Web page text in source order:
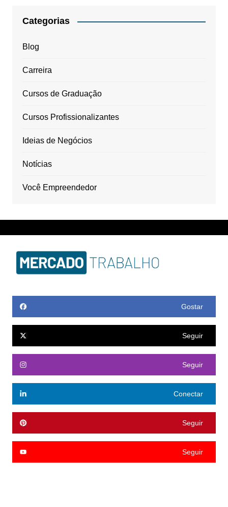
Categorias
Blog
Carreira
Cursos de Graduação
Cursos Profissionalizantes
Ideias de Negócios
Notícias
Você Empreendedor
Gostar
Seguir
Seguir
Conectar
Seguir
Seguir